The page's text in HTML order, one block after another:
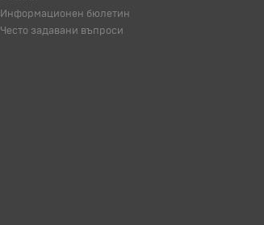
Информационен бюлетин
Често задавани въпроси